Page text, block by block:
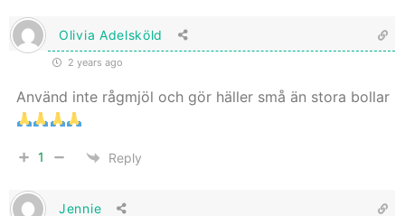
Olivia Adelsköld
2 years ago
Använd inte rågmjöl och gör häller små än stora bollar
1 Reply
Jennie